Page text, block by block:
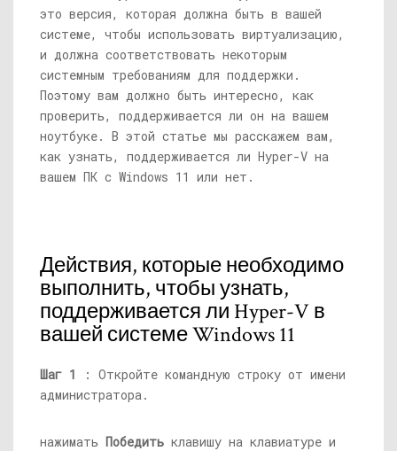
это версия, которая должна быть в вашей
системе, чтобы использовать виртуализацию,
и должна соответствовать некоторым
системным требованиям для поддержки.
Поэтому вам должно быть интересно, как
проверить, поддерживается ли он на вашем
ноутбуке. В этой статье мы расскажем вам,
как узнать, поддерживается ли Hyper-V на
вашем ПК с Windows 11 или нет.
Действия, которые необходимо
выполнить, чтобы узнать,
поддерживается ли Hyper-V в
вашей системе Windows 11
Шаг 1
: Откройте командную строку от имени
администратора.
нажимать Победить клавишу на клавиатуре и